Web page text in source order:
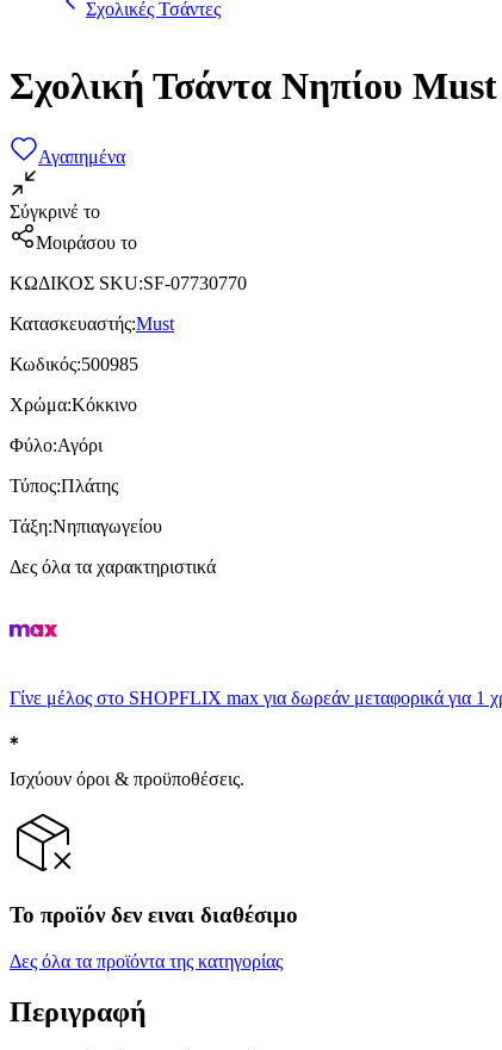
Σχολικές Τσάντες
Σχολική Τσάντα Νηπίου
Αγαπημένα
Σύγκρινέ το
Μοιράσου το
ΚΩΔΙΚΟΣ SKU:SF-07730770
Κατασκευαστής:Must
Κωδικός:500985
Χρώμα:Κόκκινο
Φύλο:Αγόρι
Τύπος:Πλάτης
Τάξη:Νηπιαγωγείου
Δες όλα τα χαρακτηριστικά
Γίνε μέλος στο SHOPFLIX max για δωρεάν μεταφορικά για 1
Ισχύουν όροι & προϋποθέσεις.
Το προϊόν δεν ειναι διαθέσιμο
Δες όλα τα προϊόντα της κατηγορίας
Περιγραφή